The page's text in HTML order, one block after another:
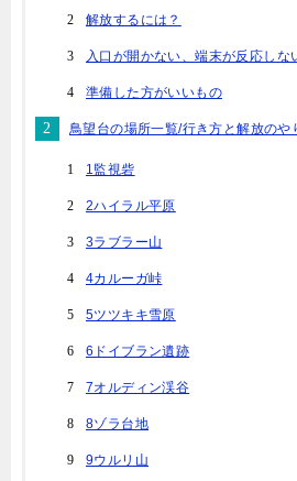
解放するには？
入口が開かない、端末が反応しな
準備した方がいいもの
鳥望台の場所一覧/行き方と解放のや
1監視砦
2ハイラル平原
3ラブラー山
4カルーガ峠
5ツツキキ雪原
6ドイブラン遺跡
7オルディン渓谷
8ゾラ台地
9ウルリ山